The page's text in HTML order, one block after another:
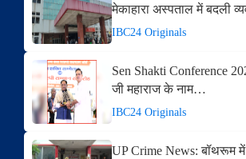
मेकाहारा अस्पताल में बदली
IBC24 Originals
Sen Shakti Conference
जी महाराज के नाम…
IBC24 Originals
UP Crime News: बॉथरूम में